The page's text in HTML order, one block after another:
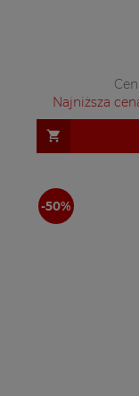
Najniższa